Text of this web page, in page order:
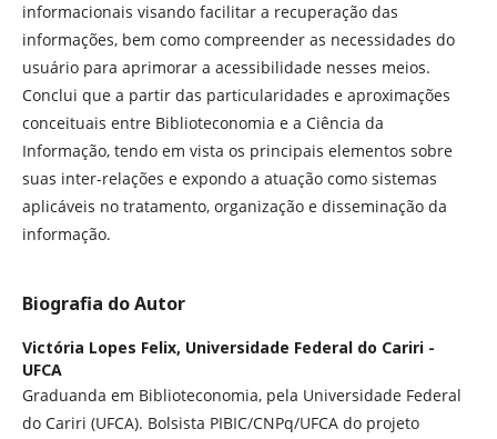
informacionais visando facilitar a recuperação das
informações, bem como compreender as necessidades do
usuário para aprimorar a acessibilidade nesses meios.
Conclui que a partir das particularidades e aproximações
conceituais entre Biblioteconomia e a Ciência da
Informação, tendo em vista os principais elementos sobre
suas inter-relações e expondo a atuação como sistemas
aplicáveis no tratamento, organização e disseminação da
informação.
Biografia do Autor
Victória Lopes Felix, Universidade Federal do Cariri -
UFCA
Graduanda em Biblioteconomia, pela Universidade Federal
do Cariri (UFCA). Bolsista PIBIC/CNPq/UFCA do projeto